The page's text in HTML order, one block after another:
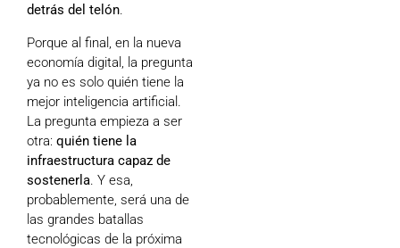
detrás del telón.
Porque al final, en la nueva
economía digital, la pregunta
ya no es solo quién tiene la
mejor inteligencia artificial.
La pregunta empieza a ser
otra: quién tiene la
infraestructura capaz de
sostenerla. Y esa,
probablemente, será una de
las grandes batallas
tecnológicas de la próxima